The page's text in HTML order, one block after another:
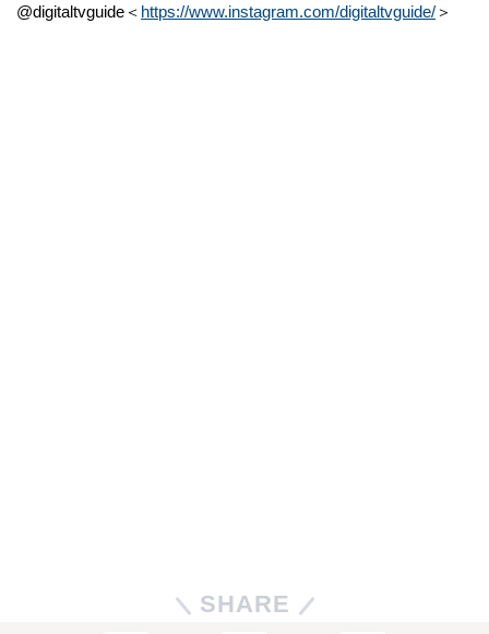
@digitaltvguide＜ https://www.instagram.com/digitaltvguide/＞
SHARE